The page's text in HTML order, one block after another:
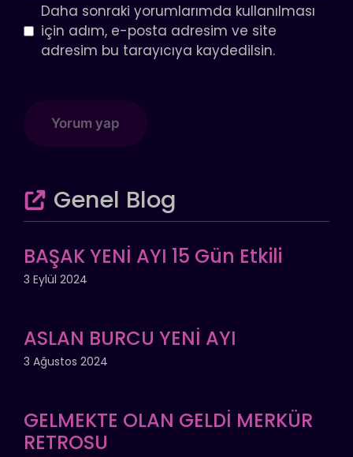
Daha sonraki yorumlarımda kullanılması
için adım, e-posta adresim ve site
adresim bu tarayıcıya kaydedilsin.
Genel Blog
BAŞAK YENİ AYI 15 Gün Etkili
3 Eylül 2024
ASLAN BURCU YENİ AYI
3 Ağustos 2024
GELMEKTE OLAN GELDİ MERKÜR
RETROSU